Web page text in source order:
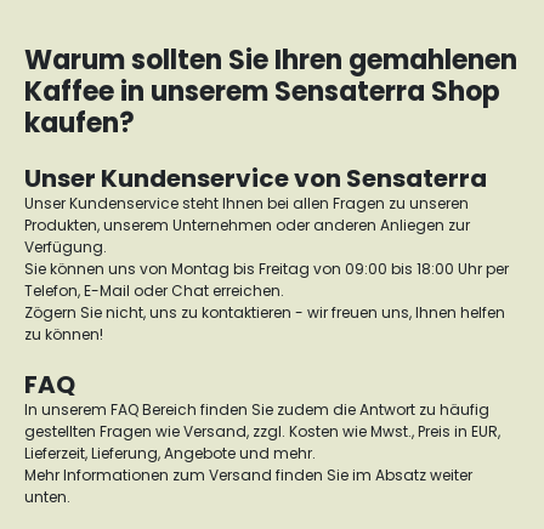
Warum sollten Sie Ihren gemahlenen
Kaffee in unserem Sensaterra Shop
kaufen?
Unser Kundenservice von Sensaterra
Unser Kundenservice steht Ihnen bei allen Fragen zu unseren
Produkten, unserem Unternehmen oder anderen Anliegen zur
Verfügung.
Sie können uns von Montag bis Freitag von 09:00 bis 18:00 Uhr per
Telefon, E-Mail oder Chat erreichen.
Zögern Sie nicht, uns zu kontaktieren - wir freuen uns, Ihnen helfen
zu können!
FAQ
In unserem FAQ Bereich finden Sie zudem die Antwort zu häufig
gestellten Fragen wie Versand, zzgl. Kosten wie Mwst., Preis in EUR,
Lieferzeit, Lieferung, Angebote und mehr.
Mehr Informationen zum Versand finden Sie im Absatz weiter
unten.